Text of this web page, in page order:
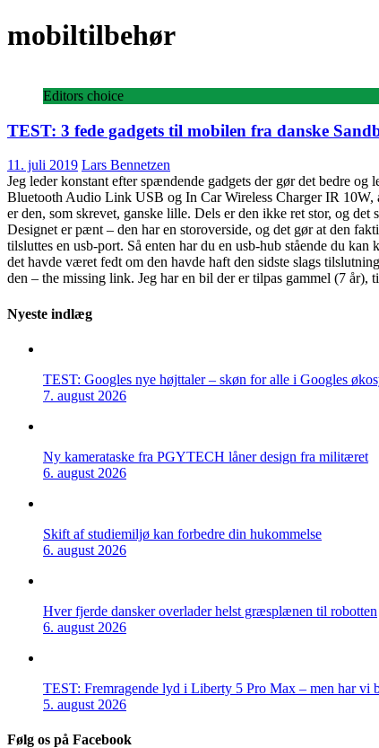
mobiltilbehør
Editors choice
TEST: 3 fede gadgets til mobilen fra danske
11. juli 2019 Lars Bennetzen
Jeg leder konstant efter spændende gadgets der gør det bedre
Bluetooth Audio Link USB og In Car Wireless Charger IR 10W,
er den, som skrevet, ganske lille. Dels er den ikke ret stor, og
Designet er pænt – den har en storoverside, og det gør at den
tilsluttes en usb-port. Så enten har du en usb-hub stående du
det havde været fedt om den havde haft den sidste slags
den – the missing link. Jeg har en bil der er tilpas gammel (7 år),
Nyeste indlæg
TEST: Googles nye højttaler – skøn for alle i Googles
7. august 2026
Ny kamerataske fra PGYTECH låner design fra militæret
6. august 2026
Skift af studiemiljø kan forbedre din hukommelse
6. august 2026
Hver fjerde dansker overlader helst græsplænen til robotten
6. august 2026
TEST: Fremragende lyd i Liberty 5 Pro Max – men har vi
5. august 2026
Følg os på Facebook